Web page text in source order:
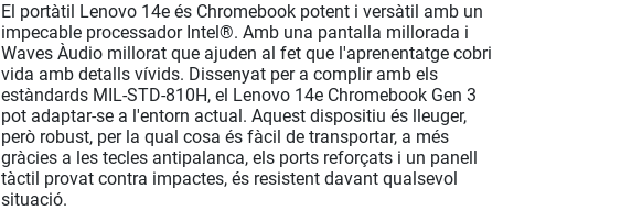
El portàtil Lenovo 14e és Chromebook potent i versàtil amb un
impecable processador Intel®. Amb una pantalla millorada i
Waves Àudio millorat que ajuden al fet que l'aprenentatge cobri
vida amb detalls vívids. Dissenyat per a complir amb els
estàndards MIL-STD-810H, el Lenovo 14e Chromebook Gen 3
pot adaptar-se a l'entorn actual. Aquest dispositiu és lleuger,
però robust, per la qual cosa és fàcil de transportar, a més
gràcies a les tecles antipalanca, els ports reforçats i un panell
tàctil provat contra impactes, és resistent davant qualsevol
situació.